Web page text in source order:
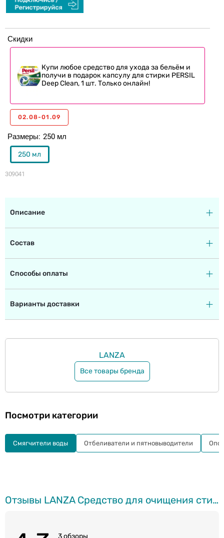
309041
Размеры 250 мл
250 мл
Скидки
Купи любое средство для ухода за бельём и
получи в подарок капсулу для стирки PERSIL
Deep Clean, 1 шт. Только онлайн!
02.08-01.09
Описание
Состав
Способы оплаты
Варианты доставки
LANZA
Все товары бренда
Отзывы LANZA Cредство для очищения стиральной машины, 250мл
Посмотри категории
Смягчители воды Отбеливатели и пятновыводители